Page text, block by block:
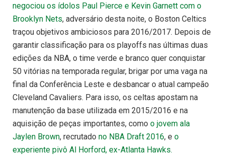
negociou os ídolos Paul Pierce e Kevin Garnett com o
Brooklyn Nets, adversário desta noite, o Boston Celtics
traçou objetivos ambiciosos para 2016/2017. Depois de
garantir classificação para os playoffs nas últimas duas
edições da NBA, o time verde e branco quer conquistar
50 vitórias na temporada regular, brigar por uma vaga na
final da Conferência Leste e desbancar o atual campeão
Cleveland Cavaliers. Para isso, os celtas apostam na
manutenção da base utilizada em 2015/2016 e na
aquisição de peças importantes, como o jovem ala
Jaylen Brown, recrutado no NBA Draft 2016, e o
experiente pivô Al Horford, ex-Atlanta Hawks.